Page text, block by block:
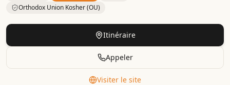
Orthodox Union Kosher (OU)
Kosher
Itinéraire
Appeler
Visiter le site